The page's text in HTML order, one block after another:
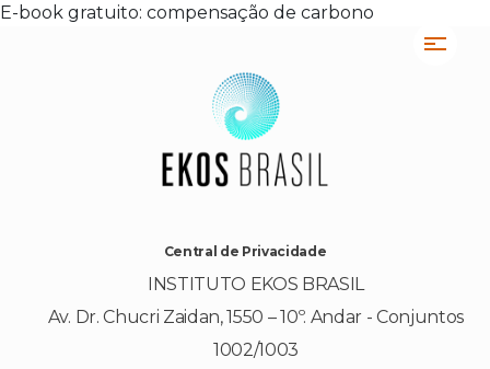
E-book gratuito: compensação de carbono
Central de Privacidade
INSTITUTO EKOS BRASIL
Av. Dr. Chucri Zaidan, 1550 – 10º. Andar - Conjuntos
1002/1003